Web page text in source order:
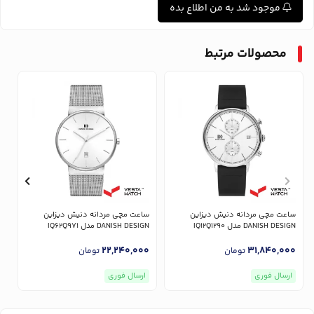
موجود شد به من اطلاع بده
محصولات مرتبط
ساعت مچی مردانه دنیش دیزاین
DANISH DESIGN مدل IQ12Q1290
31,840,000تومان
ارسال فوری
ساعت مچی مردانه دنیش دیزاین
DANISH DESIGN مدل IQ62Q971
22,240,000تومان
ارسال فوری